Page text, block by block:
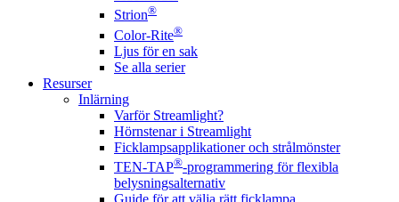
Strion®
Color-Rite®
Ljus för en sak
Se alla serier
Resurser
Inlärning
Varför Streamlight?
Hörnstenar i Streamlight
Ficklampsapplikationer och strålmönster
TEN-TAP®-programmering för flexibla
belysningsalternativ
Guide för att välja rätt ficklampa